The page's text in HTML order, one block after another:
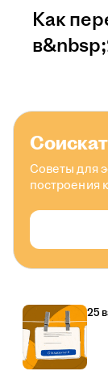
Как
Советы для
построения
25